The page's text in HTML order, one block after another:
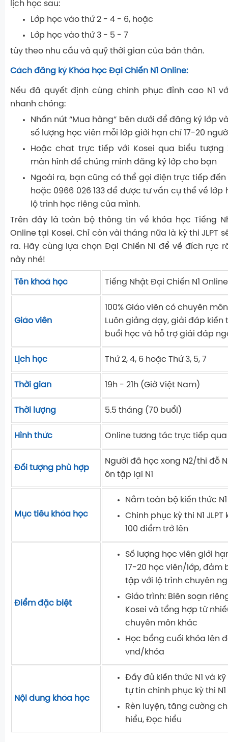
lịch học sau:
Lớp học vào thứ 2 - 4 - 6, hoặc
Lớp học vào thứ 3 - 5 - 7
tùy theo nhu cầu và quỹ thời gian của bản thân.
Cách đăng ký Khóa học Đại Chiến N1 Online:
Nếu đã quyết định cùng chinh phục đỉnh cao N1
nhanh chóng:
Nhấn nút“Mua hàng” bên dưới để đăng ký lớp
số lượng học viên mỗi lớp giới hạn chỉ 17-20
Hoặc chat trực tiếp với Kosei qua biểu tượng
màn hình để chúng mình đăng ký lớp cho bạn
Ngoài ra, bạn cũng có thể gọi điện trực tiếp
hoặc 0966 026 133để được tư vấn cụ thể về lớp
lộ trình học riêng của mình.
Trên đây là toàn bộ thông tin về khóa học Tiếng
Online tại Kosei. Chỉ còn vài tháng nữa là kỳ thi JLPT
ra. Hãy cùng lựa chọn Đại Chiến N1 để về đích rực
này nhé!
Tên khoá học Tiếng Nhật Đại Chiến N1 Online
Giáo viên
100% Giáo viên có chuyên
Luôn giảng dạy, giải đáp
buổi học và hỗ trợ giải đáp
Lịch học Thứ 2, 4, 6 hoặc Thứ 3, 5, 7
Thời gian 19h - 21h (Giờ Việt Nam)
Thời lượng 5.5 tháng (70 buổi)
Hình thức Online tương tác trực tiếp qua
Đối tượng phù hợp
Người đã học xong N2/thi đỗ
ôn tập lại N1
Mục tiêu khóa học
Nắm toàn bộ kiến thức
Chinh phục kỳ thi N1
100 điểm trở lên
Điểm đặc biệt
Số lượng học viên giới
17-20 học viên/lớp, đảm
tập với lộ trình chuyên
Giáo trình: Biên soạn
Kosei và tổng hợp từ
chuyên môn khác
Học bổng cuối khóa lên
vnd/khóa
Nội dung khóa học
Đầy đủ kiến thức N1 và
tự tin chinh phục kỳ thi N1
Rèn luyện, tăng cường
hiểu, Đọc hiểu